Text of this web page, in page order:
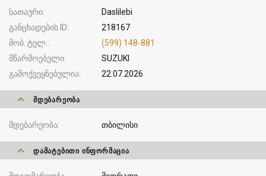
სათაური
Daslilebi
განცხადების ID
218167
მობ. ტელ.
(599) 148-881
მწარმოებელი
SUZUKI
გამოქვეყნებულია
22.07.2026
ᲛᲓᲔᲑᲐᲠᲔᲝᲑᲐ
მდებარეობა თბილისი
ᲓᲐᲛᲐᲢᲔᲑᲘᲗᲘ ᲘᲜᲤᲝᲠᲛᲐᲪᲘᲐ